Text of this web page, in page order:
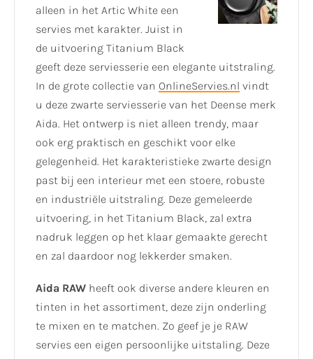
alleen in het Artic White een
servies met karakter. Juist in
de uitvoering Titanium Black
geeft deze serviesserie een elegante uitstraling.
In de grote collectie van OnlineServies.nl vindt
u deze zwarte serviesserie van het Deense merk
Aida. Het ontwerp is niet alleen trendy, maar
ook erg praktisch en geschikt voor elke
gelegenheid. Het karakteristieke zwarte design
past bij een interieur met een stoere, robuste
en industriële uitstraling. Deze gemeleerde
uitvoering, in het Titanium Black, zal extra
nadruk leggen op het klaar gemaakte gerecht
en zal daardoor nog lekkerder smaken.
Aida RAW heeft ook diverse andere kleuren en
tinten in het assortiment, deze zijn onderling
te mixen en te matchen. Zo geef je je RAW
servies een eigen persoonlijke uitstaling. Deze